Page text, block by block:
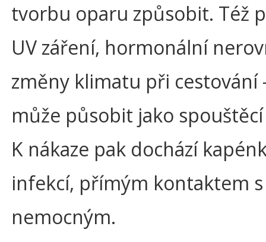
tvorbu oparu způsobit. Též
UV záření, hormonální
změny klimatu při cestování
může působit jako
K nákaze pak dochází
infekcí, přímým kontaktem s
nemocným.